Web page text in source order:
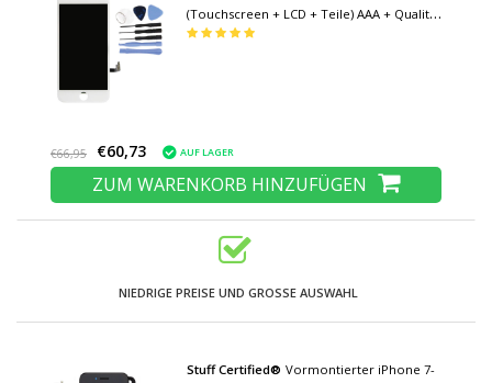
(Touchscreen + LCD + Teile) AAA + Qualität
- Weiß + Werkzeuge
€66,95 €60,73 AUF LAGER
ZUM WARENKORB HINZUFÜGEN
NIEDRIGE PREISE UND GROSSE AUSWAHL
Stuff Certified® Vormontierter iPhone 7-